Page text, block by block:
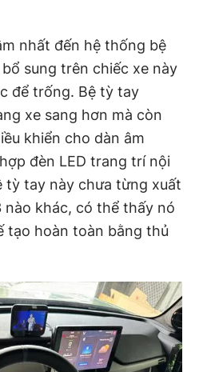
nhất đến hệ thống bệ
sung trên chiếc xe này
để trống. Bệ tỳ tay
xe sang hơn mà còn
khiển cho dàn âm
đèn LED trang trí nội
tỳ tay này chưa từng xuất
nào khác, có thể thấy nó
tạo hoàn toàn bằng thủ